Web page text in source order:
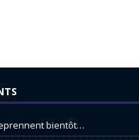
bientôt…